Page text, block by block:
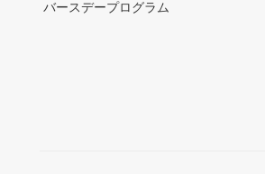
バースデープログラム